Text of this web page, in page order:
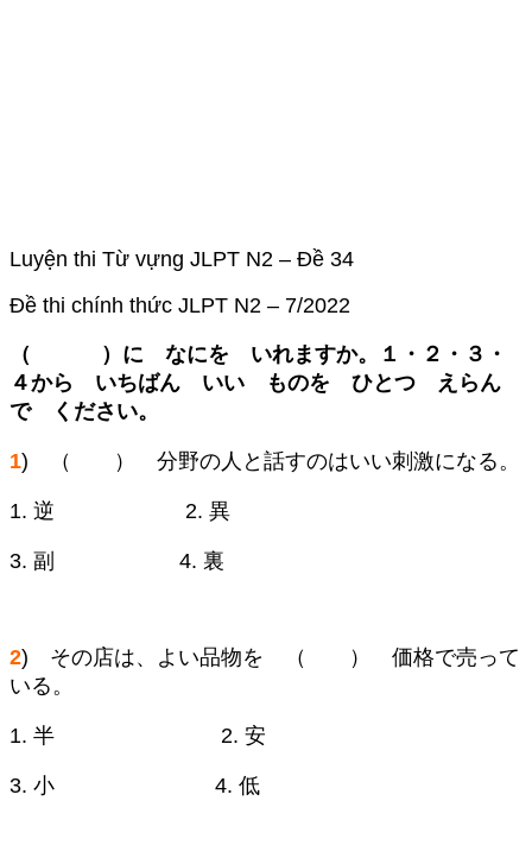
Luyện thi Từ vựng JLPT N2 – Đề 34
Đề thi chính thức JLPT N2 – 7/2022
（ ）に なにを いれますか。１・２・３・
４から いちばん いい ものを ひとつ えらん
で ください。
1) （ ） 分野の人と話すのはいい刺激になる。
1. 逆 2. 異
3. 副 4. 裏
2) その店は、よい品物を （ ） 価格で売って
いる。
1. 半 2. 安
3. 小 4. 低